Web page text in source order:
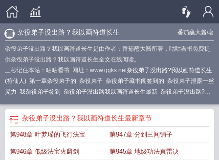
番茄蘸大酱/著
杂役弟子没出路？我以画符道长生
杂役弟子没出路？我以画符道长生是由作者：番茄蘸大酱所著，咕咕看书免费提
供杂役弟子没出路？我以画符道长生全文在线阅读。
三秒记住本站：咕咕看书 网址：www.ggks.net杂役弟子没出路?我以画符道长生
(符仙人) 第一章杂役弟子的 杂役弟子 杂役弟子藏书阁签到的 杂役弟子泄露一丝
灵力 我杂役弟子签到 杂役弟子没出路我以画符道长生最新 杂役弟子没出路?我
弟子到巅峰 圣地签到一百年!笔趣阁 从杂役弟子开始修炼的有
的 杂役弟子到符之道祖
费阅读主角是杂役弟子杂役弟子没出路我以画符道长生TXT杂役弟子没出路我
弟子没出路我以画符道长生有声
杂役弟子玄幻 杂役弟子签到的 杂役弟子没出路
杂役弟子没出路？我以画符道长生最新章节
第948章 叶梦瑶的飞行法宝 第947章 分到三间铺子
第946章 低级法宝火麟剑 第945章 地级功法真雷诀